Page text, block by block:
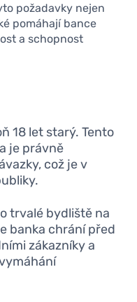
požadavky nejen
pomáhají bance
a schopnost
18 let starý. Tento
je právně
což je v
trvalé bydliště na
banka chrání před
zákazníky a